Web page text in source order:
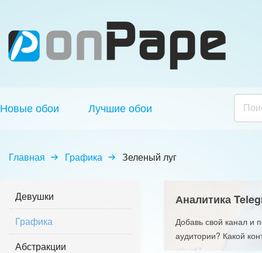
Новые обои Лучшие обои
Главная Графика Зеленый луг
Девушки
Графика
Абстракции
Аналитика
Добавь свой канал и
аудитории? Какой